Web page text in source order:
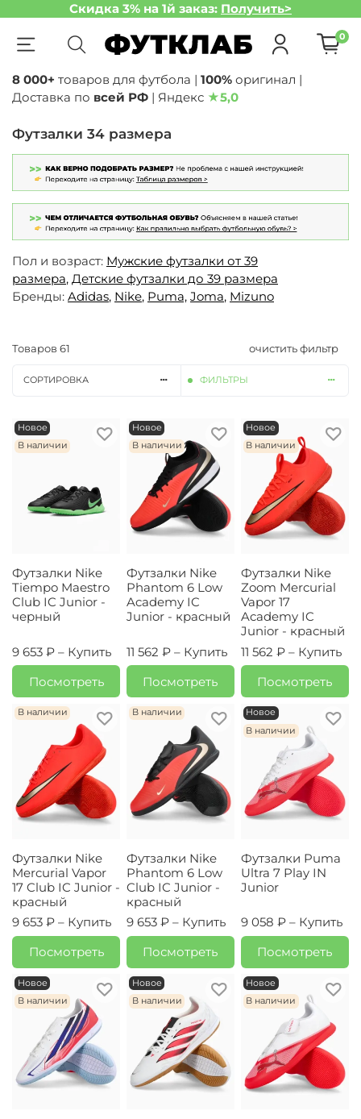
Скидка 3% на 1й заказ: Получить>
0
8 000+ товаров для футбола | 100% оригинал |
Доставка по всей РФ | Яндекс ★5,0
Футзалки 34 размера
Пол и возраст: Мужские футзалки от 39
размера, Детские футзалки до 39 размера
Бренды: Adidas, Nike, Puma, Joma, Mizuno
Товаров 61 очистить фильтр
СОРТИРОВКА ФИЛЬТРЫ
Новое
В наличии
Футзалки Nike
Tiempo Maestro
Club IC Junior -
черный
9 653 ₽ – Купить
Посмотреть
Новое
В наличии
Футзалки Nike
Phantom 6 Low
Academy IC
Junior - красный
11 562 ₽ – Купить
Посмотреть
Новое
В наличии
Футзалки Nike
Zoom Mercurial
Vapor 17
Academy IC
Junior - красный
11 562 ₽ – Купить
Посмотреть
В наличии
Футзалки Nike
Mercurial Vapor
17 Club IC Junior -
красный
9 653 ₽ – Купить
Посмотреть
В наличии
Футзалки Nike
Phantom 6 Low
Club IC Junior -
красный
9 653 ₽ – Купить
Посмотреть
Новое
В наличии
Футзалки Puma
Ultra 7 Play IN
Junior
9 058 ₽ – Купить
Посмотреть
Новое
В наличии
Новое
В наличии
Новое
В наличии